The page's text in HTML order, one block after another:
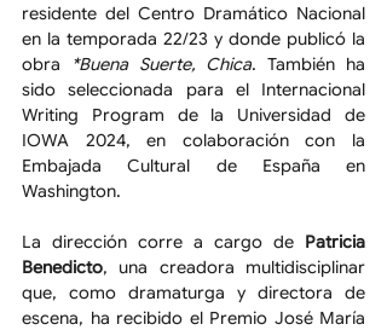
residente del Centro Dramático Nacional
en la temporada 22/23 y donde publicó la
obra
*Buena Suerte, Chica. También ha
sido seleccionada para el Internacional
Writing Program de la Universidad de
IOWA 2024, en colaboración con la
Embajada Cultural de España en
Washington.
La dirección corre a cargo de Patricia
Benedicto, una creadora multidisciplinar
que, como dramaturga y directora de
escena, ha recibido el Premio José María